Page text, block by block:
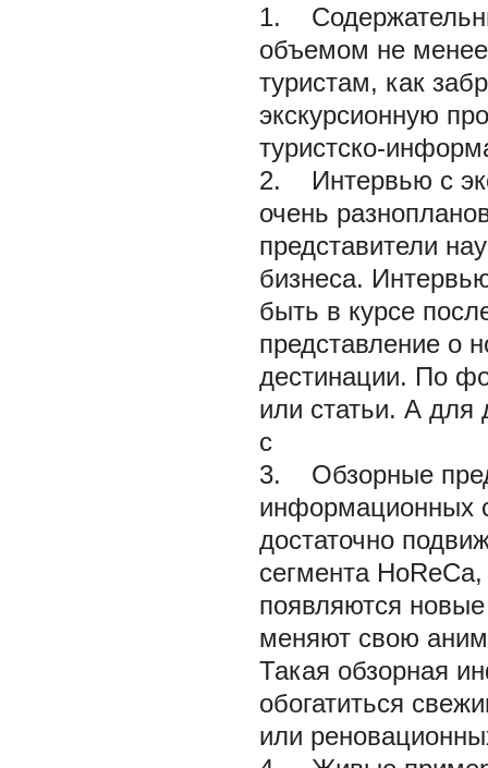
1.
объемом не
туристам, как
экскурсионную
туристско-
2. Интервью с
очень
представители
бизнеса.
быть в курсе
представление о
дестинации. По
или статьи. А для
с
3. Обзорные
информационных
достаточно
сегмента
появляются
меняют свою
Такая обзорная
обогатиться
или